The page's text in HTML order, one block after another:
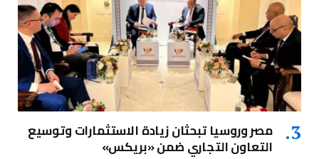
مصر وروسيا تبحثان زيادة الاستثمارات وتوسيع
التعاون التجاري ضمن «بريكس»